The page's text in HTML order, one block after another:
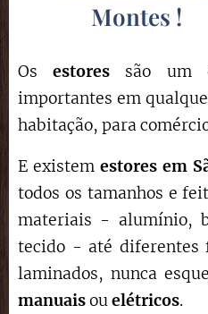
Montes !
Os estores são um
importantes em
habitação, para
E existem estores em
todos os tamanhos e
materiais - alumínio,
tecido - até
laminados, nunca
manuaisouelétricos.